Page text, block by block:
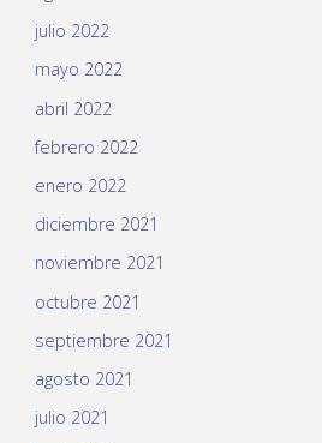
julio 2022
mayo 2022
abril 2022
febrero 2022
enero 2022
diciembre 2021
noviembre 2021
octubre 2021
septiembre 2021
agosto 2021
julio 2021